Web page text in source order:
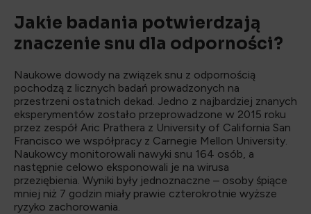
Jakie badania potwierdzają
znaczenie snu dla odporności?
Naukowe dowody na związek snu z odpornością
pochodzą z licznych badań prowadzonych na
przestrzeni ostatnich dekad. Jedno z najbardziej znanych
eksperymentów zostało przeprowadzone w 2015 roku
przez zespół Aric Prathera z University of California San
Francisco we współpracy z Carnegie Mellon University.
Naukowcy monitorowali nawyki snu 164 osób, a
następnie celowo eksponowali je na wirusa
przeziębienia. Wyniki były jednoznaczne – osoby śpiące
mniej niż 7 godzin miały prawie czterokrotnie wyższe
ryzyko zachorowania.